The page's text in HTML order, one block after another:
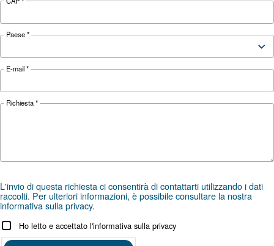
Applicazioni dell'aria
Vai alle applicazioni dell'aria compressa